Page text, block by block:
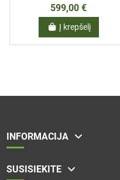
599,00 €
Į krepšelį
INFORMACIJA
SUSISIEKITE